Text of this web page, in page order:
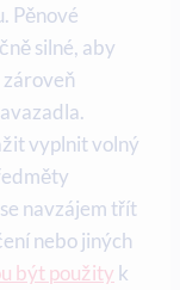
Pěnové
silné, aby
vyplnit volný
navzájem třít
nebo jiných
být použity k